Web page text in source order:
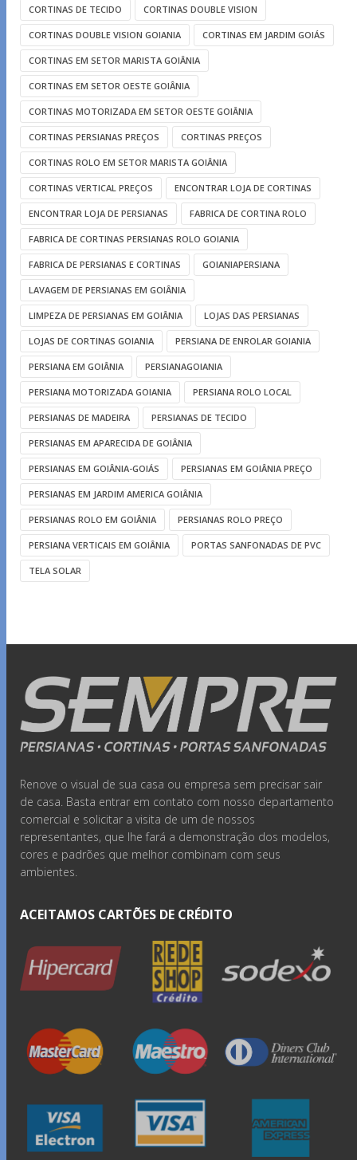
CORTINAS DE TECIDO CORTINAS DOUBLE VISION
CORTINAS DOUBLE VISION GOIANIA CORTINAS EM JARDIM GOIÁS
CORTINAS EM SETOR MARISTA GOIÂNIA
CORTINAS EM SETOR OESTE GOIÂNIA
CORTINAS MOTORIZADA EM SETOR OESTE GOIÂNIA
CORTINAS PERSIANAS PREÇOS CORTINAS PREÇOS
CORTINAS ROLO EM SETOR MARISTA GOIÂNIA
CORTINAS VERTICAL PREÇOS ENCONTRAR LOJA DE CORTINAS
ENCONTRAR LOJA DE PERSIANAS FABRICA DE CORTINA ROLO
FABRICA DE CORTINAS PERSIANAS ROLO GOIANIA
FABRICA DE PERSIANAS E CORTINAS GOIANIAPERSIANA
LAVAGEM DE PERSIANAS EM GOIÂNIA
LIMPEZA DE PERSIANAS EM GOIÂNIA LOJAS DAS PERSIANAS
LOJAS DE CORTINAS GOIANIA PERSIANA DE ENROLAR GOIANIA
PERSIANA EM GOIÂNIA PERSIANAGOIANIA
PERSIANA MOTORIZADA GOIANIA PERSIANA ROLO LOCAL
PERSIANAS DE MADEIRA PERSIANAS DE TECIDO
PERSIANAS EM APARECIDA DE GOIÂNIA
PERSIANAS EM GOIÂNIA-GOIÁS PERSIANAS EM GOIÂNIA PREÇO
PERSIANAS EM JARDIM AMERICA GOIÂNIA
PERSIANAS ROLO EM GOIÂNIA PERSIANAS ROLO PREÇO
PERSIANA VERTICAIS EM GOIÂNIA PORTAS SANFONADAS DE PVC
TELA SOLAR
Renove o visual de sua casa ou empresa sem precisar sair
de casa. Basta entrar em contato com nosso departamento
comercial e solicitar a visita de um de nossos
representantes, que lhe fará a demonstração dos modelos,
cores e padrões que melhor combinam com seus
ambientes.
ACEITAMOS CARTÕES DE CRÉDITO